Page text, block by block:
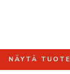
NÄYTÄ TUOTE